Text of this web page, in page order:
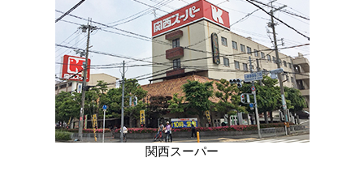
関西スーパー